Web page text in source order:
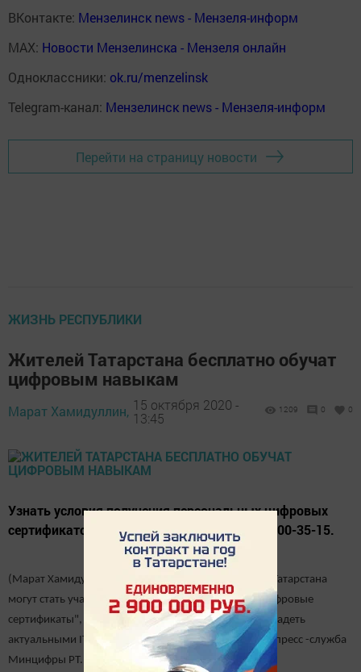
ВКонтакте: Мензелинск news - Мензеля-информ
MAX: Новости Мензелинска - Мензеля онлайн
Одноклассники: ok.ru/menzelinsk
Telegram-канал: Мензелинск news - Мензеля-информ
Перейти на страницу новости
ЖИЗНЬ РЕСПУБЛИКИ
Жителей Татарстана бесплатно обучат
цифровым навыкам
Марат Хамидуллин, 15 октября 2020 -
13:45
1209 0 0
Узнать условия получения персональных цифровых
сертификатов можно по телефону: 8 (800) 600-35-15.
(Марат Хамидуллин, «Мензеля-информ»). Жители Татарстана
могут стать участниками проекта "Персональные цифровые
сертификаты", который позволяет им бесплатно овладеть
актуальными IT-компетенциями. Об этом сообщает пресс -служба
Минцифры РТ.